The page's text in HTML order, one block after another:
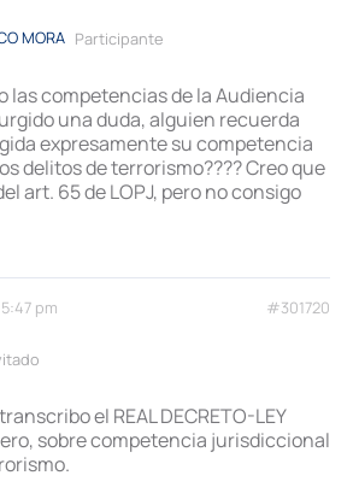
MORA Participante
las competencias de la Audiencia
una duda, alguien recuerda
expresamente su competencia
delitos de terrorismo???? Creo que
art. 65 de LOPJ, pero no consigo
pm #301720
el REAL DECRETO-LEY
sobre competencia jurisdiccional